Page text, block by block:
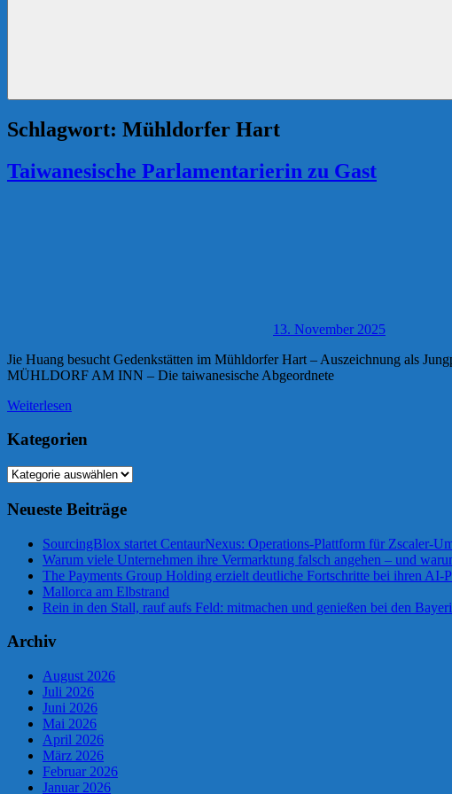
Schlagwort: Mühldorfer Hart
Taiwanesische Parlamentarierin zu Gast
13. November 2025
Jie Huang besucht Gedenkstätten im Mühldorfer Hart – Auszeichnung als
MÜHLDORF AM INN – Die taiwanesische Abgeordnete
Weiterlesen
Kategorien
Kategorien
Neueste Beiträge
SourcingBlox startet CentaurNexus: Operations-Plattform für Zscaler-
Warum viele Unternehmen ihre Vermarktung falsch angehen – und
The Payments Group Holding erzielt deutliche Fortschritte bei ihren AI-
Mallorca am Elbstrand
Rein in den Stall, rauf aufs Feld: mitmachen und genießen bei den
Archiv
August 2026
Juli 2026
Juni 2026
Mai 2026
April 2026
März 2026
Februar 2026
Januar 2026